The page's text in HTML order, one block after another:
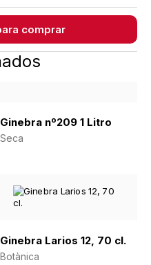
comprar
Ginebra nº209 1 Litro
Seca
Ginebra Larios 12, 70 cl.
Botànica